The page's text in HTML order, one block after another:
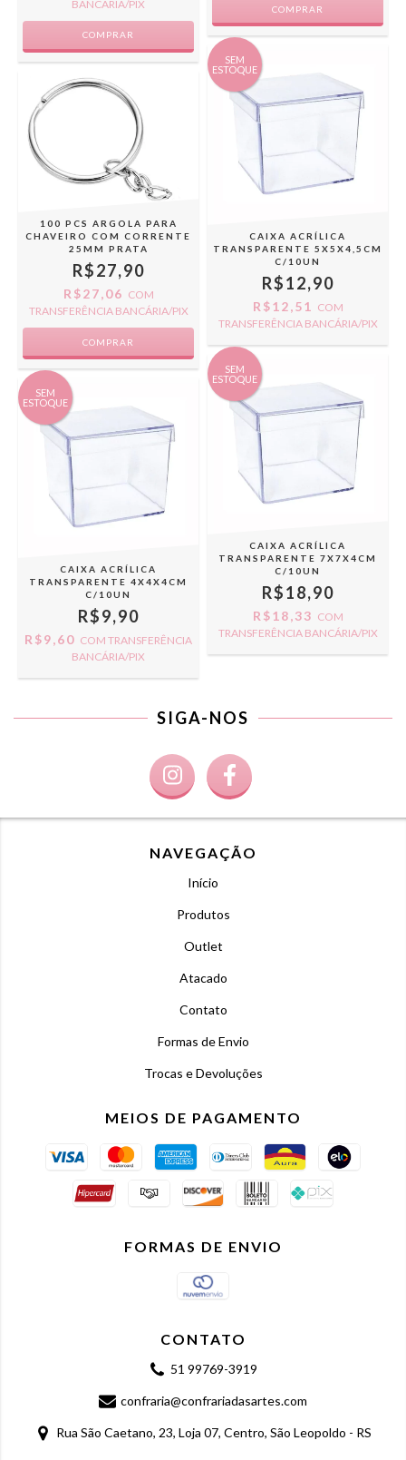
BANCÁRIA/PIX
COMPRAR
100 PCS ARGOLA PARA
CHAVEIRO COM CORRENTE
25MM PRATA
R$27,90
R$27,06 COM
TRANSFERÊNCIA BANCÁRIA/PIX
SEM
ESTOQUE
CAIXA ACRÍLICA
TRANSPARENTE 5X5X4,5CM
C/10UN
R$12,90
R$12,51
COM
TRANSFERÊNCIA BANCÁRIA/PIX
SEM
ESTOQUE
CAIXA ACRÍLICA
TRANSPARENTE 4X4X4CM
C/10UN
R$9,90
R$9,60 COM TRANSFERÊNCIA
BANCÁRIA/PIX
SEM
ESTOQUE
CAIXA ACRÍLICA
TRANSPARENTE 7X7X4CM
C/10UN
R$18,90
R$18,33 COM
TRANSFERÊNCIA BANCÁRIA/PIX
SIGA-NOS
NAVEGAÇÃO
Início
Produtos
Outlet
Atacado
Contato
Formas de Envio
Trocas e Devoluções
MEIOS DE PAGAMENTO
FORMAS DE ENVIO
CONTATO
51 99769-3919
confraria@confrariadasartes.com
Rua São Caetano, 23, Loja 07, Centro, São Leopoldo - RS